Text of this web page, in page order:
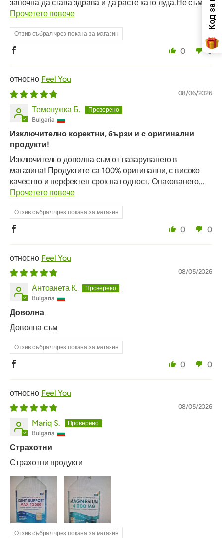
започна да става здрава и да расте като луда.Не съм...
Прочетете повече
Отзив събрал чрез покана за магазин
0 0
Feel You
08/06/2026
Теменужка Б.
Bulgaria
Изключително коректни, бързи и с оригинални
продукти!
Изключително доволна съм от пазаруването в
магазина! Продуктите са 100% оригинални, с високо
качество и перфектен срок на годност. Опаковането...
Прочетете повече
Отзив събрал чрез покана за магазин
0 0
Feel You
08/05/2026
Антоанета К.
Bulgaria
Доволна
Доволна съм
Отзив събрал чрез покана за магазин
0 0
Feel You
08/05/2026
Mariq S.
Bulgaria
Страхотни
Страхотни продукти
Отзив събрал чрез покана за магазин